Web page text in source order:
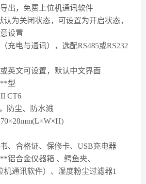
出，免费上位机通讯软件
认为关闭状态，可设置为开启状态，
设置
（充电与通讯），选配RS485或RS232
英文可设置，默认中文界面
型
CT6
，防尘、防水溅
70×28mm(L×W×H)
、合格证、保修卡、 USB充电器
**铝合金仪器箱 、鳄鱼夹、
机通讯软件）、湿度粉尘过滤器1